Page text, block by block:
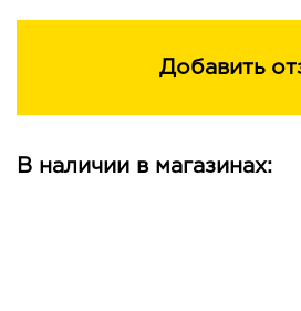
Добавить
В наличии в магазинах: